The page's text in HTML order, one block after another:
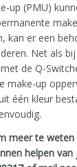
up (PMU)
kan er een
Net als bij
de Q-
make-up
één kleur
meer te weten
helpen